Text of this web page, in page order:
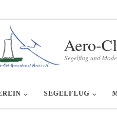
Aero-
Segelflug und
SEGELFLUG